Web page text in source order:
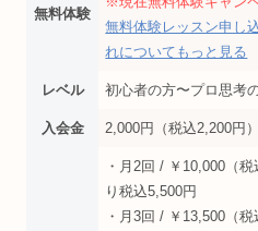
無料体験
無料体験レッスン申し
れについてもっと見る
レベル 初心者の方〜プロ思考
入会金 2,000円（税込2,200円）
・月2回 / ￥10,000（
り税込5,500円
・月3回 / ￥13,500（